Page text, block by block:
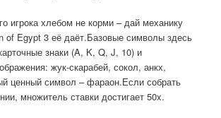
игрока хлебом не корми – дай механику
of Egypt 3 её даёт.Базовые символы здесь
знаки (A, K, Q, J, 10) и
жук-скарабей, сокол, анкх,
ценный символ – фараон.Если собрать
множитель ставки достигает 50x.